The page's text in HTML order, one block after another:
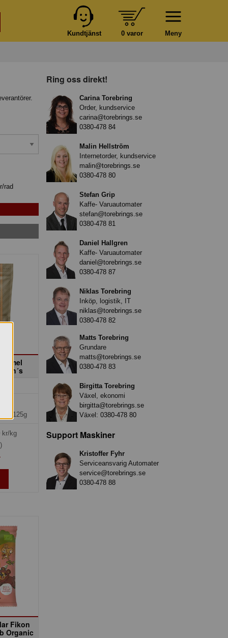
Meny
0 varor
Kundtjänst
rad
Jon´s
1*16x125g
kr/kg
Fikon
Organic
Ring oss direkt!
Carina Torebring
Order, kundservice
carina@torebrings.se
0380-478 84
Malin Hellström
Internetorder, kundservice
malin@torebrings.se
0380-478 80
Stefan Grip
Kaffe- Varuautomater
stefan@torebrings.se
0380-478 81
Daniel Hallgren
Kaffe- Varuautomater
daniel@torebrings.se
0380-478 87
Niklas Torebring
Inköp, logistik, IT
niklas@torebrings.se
0380-478 82
Matts Torebring
Grundare
matts@torebrings.se
0380-478 83
Birgitta Torebring
Växel, ekonomi
birgitta@torebrings.se
Växel: 0380-478 80
Support Maskiner
Kristoffer Fyhr
Serviceansvarig Automater
service@torebrings.se
0380-478 88